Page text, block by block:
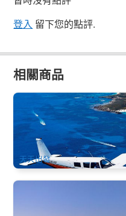
登入 留下您的點評.
相關商品
羅特尼斯島 觀光飛行 | 1
尼斯島起降)
661 已預訂
$110.00
天天出發
瑪格麗特河 | 神隱少女長提